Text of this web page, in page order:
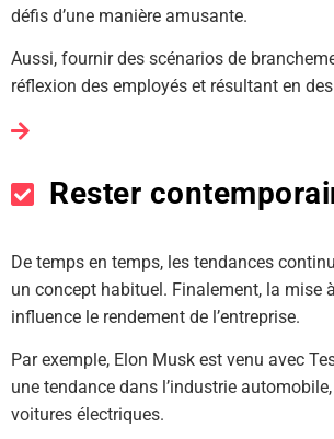
défis d’une manière amusante.
Aussi, fournir des scénarios de
réflexion des employés et résultant en
Rester
De temps en temps, les tendances
un concept habituel. Finalement, la mise
influence le rendement de l’entreprise.
Par exemple, Elon Musk est venu avec
une tendance dans l’industrie
voitures électriques.